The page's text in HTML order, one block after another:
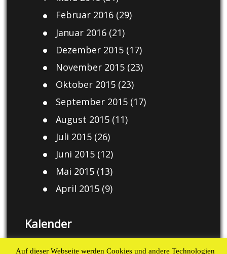
Februar 2016(29)
Januar 2016(21)
Dezember 2015(17)
November 2015(23)
Oktober 2015(23)
September 2015(17)
August 2015(11)
Juli 2015(26)
Juni 2015(12)
Mai 2015(13)
April 2015(9)
Kalender
Auf dieser Webseite werden Cookies und andere Technologien